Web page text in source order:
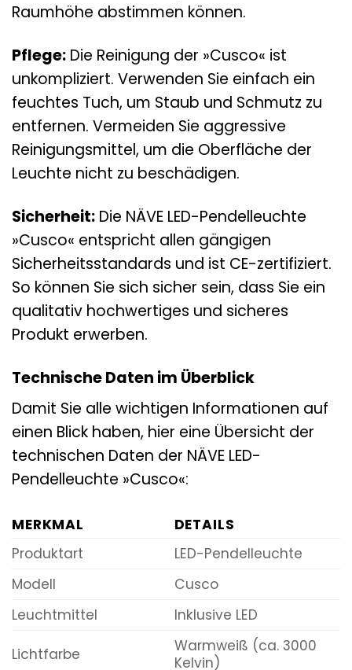
Raumhöhe abstimmen können.
Pflege: Die Reinigung der »Cusco« ist
unkompliziert. Verwenden Sie einfach ein
feuchtes Tuch, um Staub und Schmutz zu
entfernen. Vermeiden Sie aggressive
Reinigungsmittel, um die Oberfläche der
Leuchte nicht zu beschädigen.
Sicherheit: Die NÄVE LED-Pendelleuchte
»Cusco« entspricht allen gängigen
Sicherheitsstandards und ist CE-zertifiziert.
So können Sie sich sicher sein, dass Sie ein
qualitativ hochwertiges und sicheres
Produkt erwerben.
Technische Daten im Überblick
Damit Sie alle wichtigen Informationen auf
einen Blick haben, hier eine Übersicht der
technischen Daten der NÄVE LED-
Pendelleuchte »Cusco«:
MERKMAL
DETAILS
Produktart
LED-Pendelleuchte
Modell
Cusco
Leuchtmittel
Inklusive LED
Lichtfarbe
Warmweiß (ca. 3000
Kelvin)